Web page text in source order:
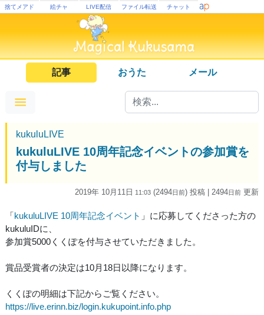
捨てメアド 絵チャ LIVE配信 ファイル転送 チャット
記事 おうた メール
kukuluLIVE
kukuluLIVE 10周年記念イベントの参加賞を
付与しました
2019年 10月11日 11:03 (2494日前) 投稿 | 2494日前 更新
「kukuluLIVE 10周年記念イベント 」に応募してくださった方の
kukuluIDに、
参加賞5000くくぽを付与させていただきました。
賞品受賞者の決定は10月18日以降になります。
くくぽの明細は下記からご覧ください。
https://live.erinn.biz/login.kukupoint.info.php